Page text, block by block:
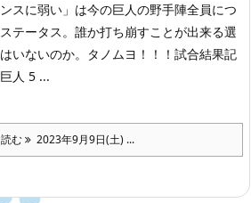
スに弱い」は今の巨人の野手陣全員につ
テータス。誰か打ち崩すことが出来る選
いないのか。タノムヨ！！！ 試合結果記
巨人 5 ...
む 2023年9月9日(土) ...